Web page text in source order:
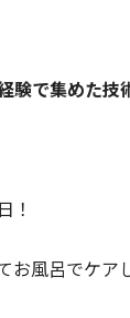
験で集めた技
！
お風呂でケ